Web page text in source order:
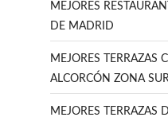
MEJORES
DE MADRID
MEJORES TERRAZAS
ALCORCÓN ZONA
MEJORES TERRAZAS